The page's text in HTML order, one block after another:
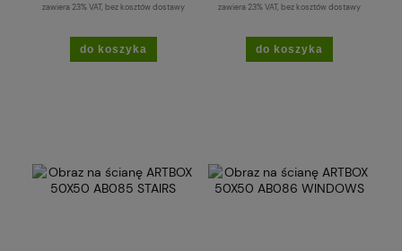
zawiera 23% VAT, bez kosztów dostawy
do koszyka
zawiera 23% VAT, bez kosztów dostawy
do koszyka